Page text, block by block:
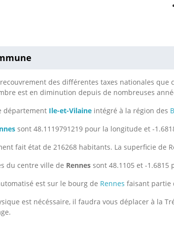
des différentes taxes nationales
est en diminution depuis de nombreuses
département Ile-et-Vilaine intégré à la région des
sont 48.1119791219 pour la longitude et -
fait état de 216268 habitants. La superficie de
du centre ville de Rennes sont 48.1105 et -1.6815
est sur le bourg de Rennes faisant partie
est nécéssaire, il faudra vous déplacer à la